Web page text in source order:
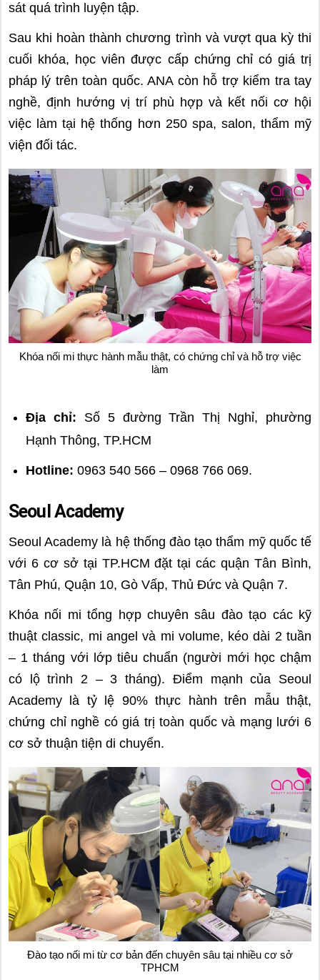
sát quá trình luyện tập.
Sau khi hoàn thành chương trình và vượt qua kỳ thi
cuối khóa, học viên được cấp chứng chỉ có giá trị
pháp lý trên toàn quốc. ANA còn hỗ trợ kiểm tra tay
nghề, định hướng vị trí phù hợp và kết nối cơ hội
việc làm tại hệ thống hơn 250 spa, salon, thẩm mỹ
viện đối tác.
Khóa nối mi thực hành mẫu thật, có chứng chỉ và hỗ trợ việc
làm
Địa chỉ: Số 5 đường Trần Thị Nghỉ, phường
Hạnh Thông, TP.HCM
Hotline: 0963 540 566 – 0968 766 069.
Seoul Academy
Seoul Academy là hệ thống đào tạo thẩm mỹ quốc tế
với 6 cơ sở tại TP.HCM đặt tại các quận Tân Bình,
Tân Phú, Quận 10, Gò Vấp, Thủ Đức và Quận 7.
Khóa nối mi tổng hợp chuyên sâu đào tạo các kỹ
thuật classic, mi angel và mi volume, kéo dài 2 tuần
– 1 tháng với lớp tiêu chuẩn (người mới học chậm
có lộ trình 2 – 3 tháng). Điểm mạnh của Seoul
Academy là tỷ lệ 90% thực hành trên mẫu thật,
chứng chỉ nghề có giá trị toàn quốc và mạng lưới 6
cơ sở thuận tiện di chuyển.
Đào tạo nối mi từ cơ bản đến chuyên sâu tại nhiều cơ sở
TPHCM